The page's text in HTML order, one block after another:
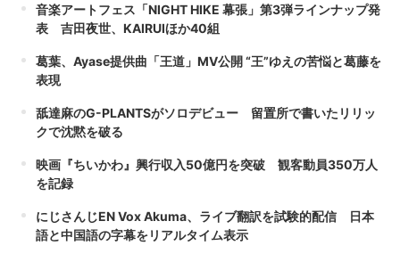
音楽アートフェス「NIGHT HIKE 幕張」第3弾ラインナップ発
表 吉田夜世、KAIRUIほか40組
葛葉、Ayase提供曲「王道」MV公開 “王”ゆえの苦悩と葛藤を
表現
舐達麻のG-PLANTSがソロデビュー 留置所で書いたリリッ
クで沈黙を破る
映画『ちいかわ』興行収入50億円を突破 観客動員350万人
を記録
にじさんじEN Vox Akuma、ライブ翻訳を試験的配信 日本
語と中国語の字幕をリアルタイム表示